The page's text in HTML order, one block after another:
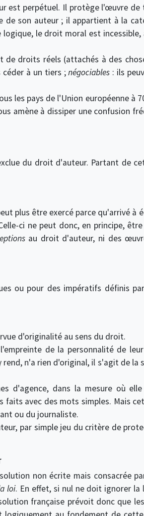
est perpétuel. Il protège l'œuvre
de son auteur ; il appartient à la
le droit moral est
droits réels (attachés à des
céder à un tiers ;négociables : ils
les pays de l'Union européenne à
amène à dissiper une confusion
du droit d'auteur. Partant de
plus être exercé parce qu'arrivé à
ci ne peut donc, en principe,
au droit d'auteur, ni des
ou pour des impératifs définis
d'originalité au sens du droit.
de la personnalité de
n'a rien d'original, il s'agit de la
d'agence, dans la mesure où
faits avec des mots simples. Mais
ou du journaliste.
par simple jeu du critère de
non écrite mais consacrée
loi. En effet, si nul ne doit ignorer la
française prévoit donc que